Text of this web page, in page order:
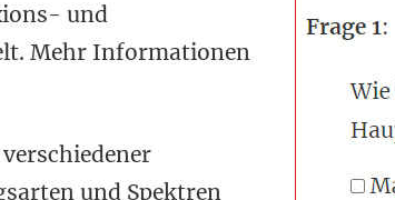
und
Mehr Informationen
und Spektren